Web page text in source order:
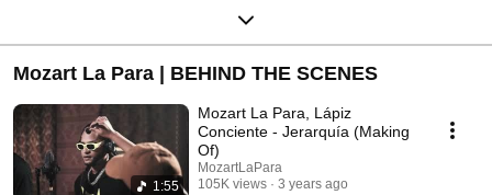
Mozart La Para | BEHIND THE SCENES
1:55
Mozart La Para, Lápiz
Conciente - Jerarquía (Making
Of)
MozartLaPara
105K views
3 years ago